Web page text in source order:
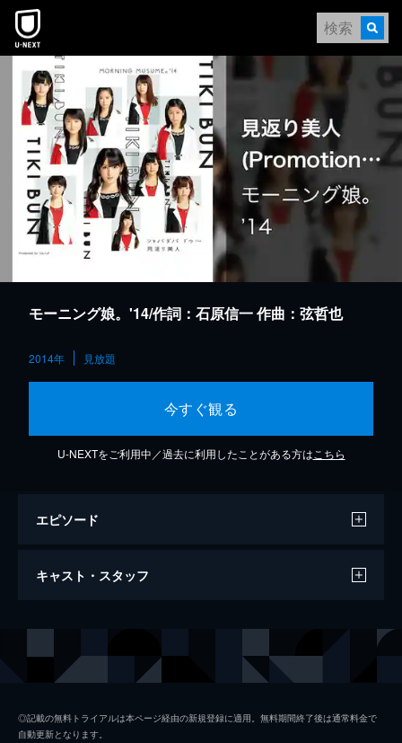
本文へスキップ
モーニング娘。'14/作詞：石原信一 作曲：弦哲也
2014年 見放題
今すぐ観る
U-NEXTをご利用中／過去に利用したことがある方は こちら
エピソード
モーニング娘。'14 『見返り美人』
キャスト・スタッフ
◎記載の無料トライアルは本ページ経由の新規登録に適用。無料期間終了後は通常料金で
自動更新となります。